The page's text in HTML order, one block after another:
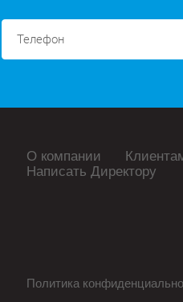
О компании
Написать Директору
Политика